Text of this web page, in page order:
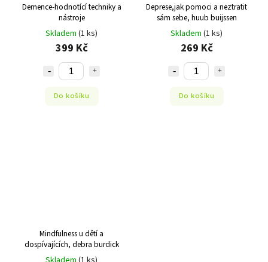
Demence-hodnotící techniky a
nástroje
Skladem (1 ks)
399 Kč
Do košíku
Deprese,jak pomoci a neztratit
sám sebe, huub buijssen
Skladem (1 ks)
269 Kč
Do košíku
Mindfulness u dětí a
dospívajících, debra burdick